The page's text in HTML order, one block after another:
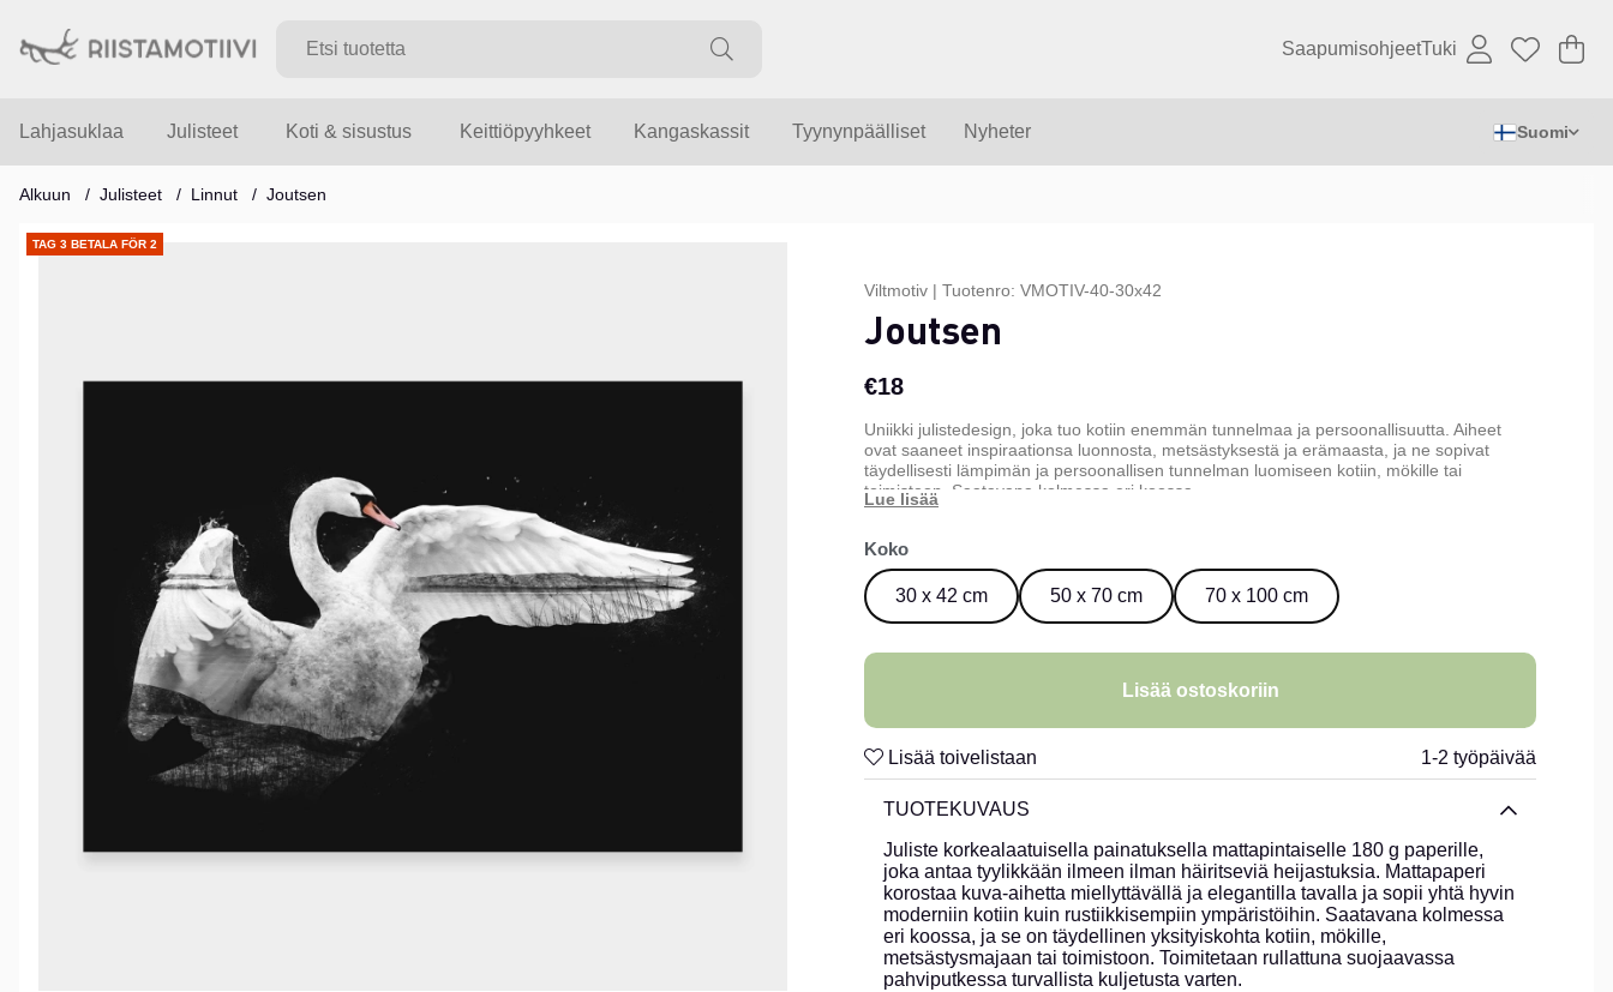
SaapumisohjeetTuki .
Lahjasuklaa Julisteet Koti & sisustus Keittiöpyyhkeet Kangaskassit Tyynynpäälliset Nyheter Suomi
Alkuun Julisteet Linnut Joutsen
TAG 3 BETALA FÖR 2
Tuotekuvat
Viltmotiv | Tuotenro: VMOTIV-40-30x42
Joutsen
€18
Uniikki julistedesign, joka tuo kotiin enemmän tunnelmaa ja persoonallisuutta. Aiheet
ovat saaneet inspiraationsa luonnosta, metsästyksestä ja erämaasta, ja ne sopivat
täydellisesti lämpimän ja persoonallisen tunnelman luomiseen kotiin, mökille tai
toimistoon. Saatavana kolmessa eri koossa.
Koko
30 x 42 cm 50 x 70 cm 70 x 100 cm
Lisää ostoskoriin
Lisää toivelistaan 1-2 työpäivää
TUOTEKUVAUS
Juliste korkealaatuisella painatuksella mattapintaiselle 180 g paperille,
joka antaa tyylikkään ilmeen ilman häiritseviä heijastuksia. Mattapaperi
korostaa kuva-aihetta miellyttävällä ja elegantilla tavalla ja sopii yhtä hyvin
moderniin kotiin kuin rustiikkisempiin ympäristöihin. Saatavana kolmessa
eri koossa, ja se on täydellinen yksityiskohta kotiin, mökille,
metsästysmajaan tai toimistoon. Toimitetaan rullattuna suojaavassa
pahviputkessa turvallista kuljetusta varten.